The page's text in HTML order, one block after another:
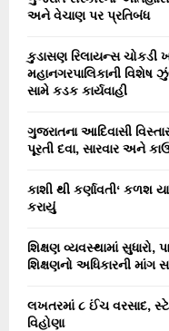
અને વેચાણ પર પ્રતિબંધ
કુડાસણ રિલાયન્સ ચોકડી
મહાનગરપાલિકાની વિશેષ
સામે કડક કાર્યવાહી
ગુજરાતના આદિવાસી
પૂરતી દવા, સારવાર અને
કાશી થી કર્ણાવતી‘ કળશ
કરાયું
શિક્ષણ વ્યવસ્થામાં સુધારો,
શિક્ષણનો અધિકારની માંગ
લખતરમાં ૮ ઈંચ વરસાદ,
વિહોણા